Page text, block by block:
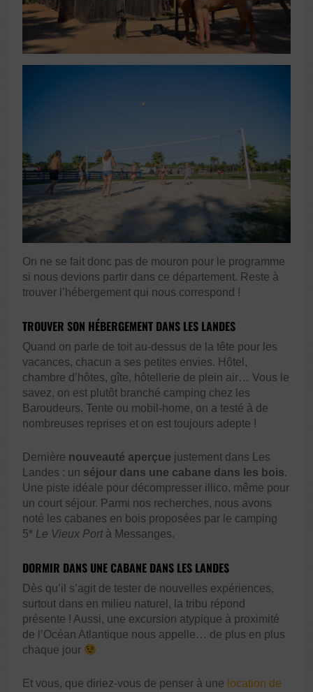
On ne se fait donc pas de mouron pour le programme
si nous devions partir dans ce département. Reste à
trouver l’hébergement qui nous correspond !
TROUVER SON HÉBERGEMENT DANS LES LANDES
Quand on parle de toit au-dessus de la tête pour les
vacances, chacun a ses petites envies. Hôtel,
chambre d’hôtes, gîte, hôtellerie de plein air… Vous le
savez, on est plutôt branché camping chez les
Baroudeurs. Tente ou mobil-home, on a testé à de
nombreuses reprises et on est toujours adepte !
Dernière nouveauté aperçue justement dans Les
Landes : un séjour dans une cabane dans les bois.
Une piste idéale pour décompresser illico, même pour
un court séjour. Parmi nos recherches, nous avons
noté les cabanes en bois proposées par le camping
5* Le Vieux Portà Messanges.
DORMIR DANS UNE CABANE DANS LES LANDES
Dès qu’il s’agit de tester de nouvelles expériences,
surtout dans en milieu naturel, la tribu répond
présente ! Aussi, une excursion atypique à proximité
de l’Océan Atlantique nous appelle… de plus en plus
chaque jour
Et vous, que diriez-vous de penser à une location de